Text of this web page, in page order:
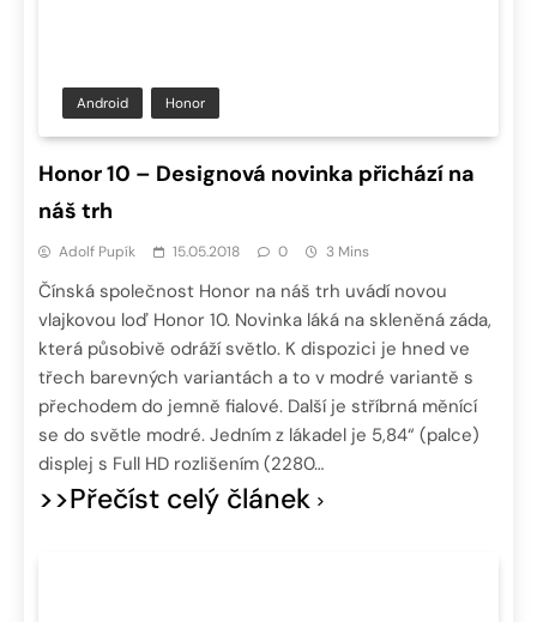
Android Honor
Honor 10 – Designová novinka přichází na
náš trh
Adolf Pupík 15.05.2018 0 3 Mins
Čínská společnost Honor na náš trh uvádí novou
vlajkovou loď Honor 10. Novinka láká na skleněná záda,
která působivě odráží světlo. K dispozici je hned ve
třech barevných variantách a to v modré variantě s
přechodem do jemně fialové. Další je stříbrná měnící
se do světle modré. Jedním z lákadel je 5,84“ (palce)
displej s Full HD rozlišením (2280…
>>Přečíst celý článek